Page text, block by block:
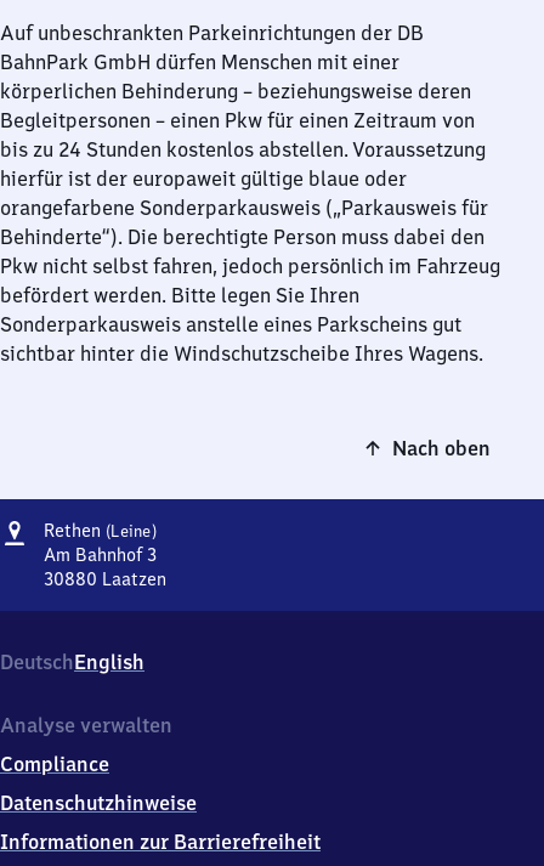
Auf unbeschrankten Parkeinrichtungen der DB
BahnPark GmbH dürfen Menschen mit einer
körperlichen Behinderung – beziehungsweise deren
Begleitpersonen – einen Pkw für einen Zeitraum von
bis zu 24 Stunden kostenlos abstellen. Voraussetzung
hierfür ist der europaweit gültige blaue oder
orangefarbene Sonderparkausweis („Parkausweis für
Behinderte“). Die berechtigte Person muss dabei den
Pkw nicht selbst fahren, jedoch persönlich im Fahrzeug
befördert werden. Bitte legen Sie Ihren
Sonderparkausweis anstelle eines Parkscheins gut
sichtbar hinter die Windschutzscheibe Ihres Wagens.
Nach oben
Adresse
Rethen (Leine)Rethen
(Leine)
Am Bahnhof 3
30880 Laatzen
Am
Bahnhof
3
8
8
Laatzen
DeutschEnglish
Analyse verwalten
Compliance
Datenschutzhinweise
Informationen zur Barrierefreiheit